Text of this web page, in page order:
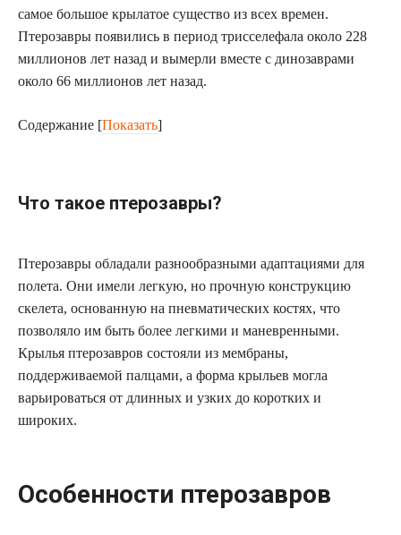
самое большое крылатое существо из всех времен.
Птерозавры появились в период трисселефала около 228
миллионов лет назад и вымерли вместе с динозаврами
около 66 миллионов лет назад.
Содержание [Показать]
Что такое птерозавры?
Птерозавры обладали разнообразными адаптациями для
полета. Они имели легкую, но прочную конструкцию
скелета, основанную на пневматических костях, что
позволяло им быть более легкими и маневренными.
Крылья птерозавров состояли из мембраны,
поддерживаемой палцами, а форма крыльев могла
варьироваться от длинных и узких до коротких и
широких.
Особенности птерозавров